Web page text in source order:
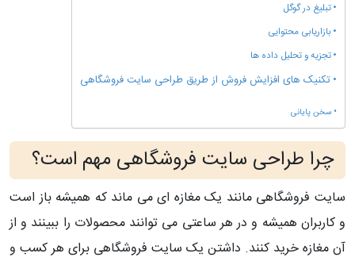
تبلیغ در گوگل
بازاریابی محتوایی
تجزیه و تحلیل داده ها
تکنیک های افزایش فروش از طریق طراحی سایت فروشگاهی
سخن پایانی
چرا طراحی سایت فروشگاهی مهم است؟
سایت فروشگاهی مانند یک مغازه ای می ماند که همیشه باز است
و کاربران همیشه و در هر ساعتی می توانند محصولات را ببینند و از
آن مغازه خرید کنند. داشتن یک سایت فروشگاهی برای هر کسب و